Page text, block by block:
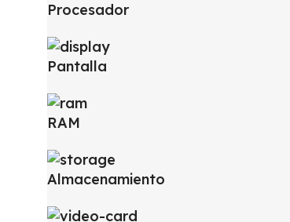
Procesador
Pantalla
RAM
Almacenamiento